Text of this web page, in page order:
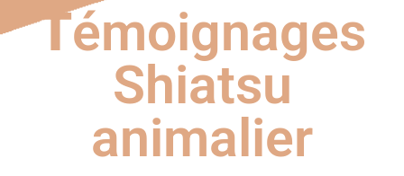
Témoignages
Shiatsu
animalier